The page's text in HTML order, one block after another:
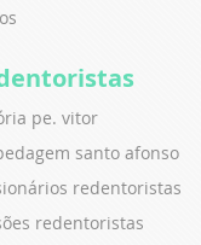
pe. vitor
santo afonso
redentoristas
redentoristas